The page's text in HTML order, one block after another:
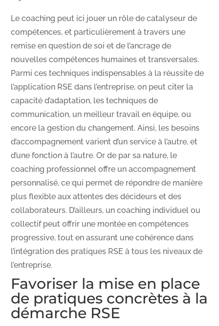
Le coaching peut ici jouer un rôle de catalyseur de
compétences, et particulièrement à travers une
remise en question de soi et de l’ancrage de
nouvelles compétences humaines et transversales.
Parmi ces techniques indispensables à la réussite de
l’application RSE dans l’entreprise, on peut citer la
capacité d’adaptation, les techniques de
communication, un meilleur travail en équipe, ou
encore la gestion du changement. Ainsi, les besoins
d’accompagnement varient d’un service à l’autre, et
d’une fonction à l’autre. Or de par sa nature, le
coaching professionnel offre un accompagnement
personnalisé, ce qui permet de répondre de manière
plus flexible aux attentes des décideurs et des
collaborateurs. D’ailleurs, un coaching individuel ou
collectif peut offrir une montée en compétences
progressive, tout en assurant une cohérence dans
l’intégration des pratiques RSE à tous les niveaux de
l’entreprise.
Favoriser la mise en place
de pratiques concrètes à la
démarche RSE